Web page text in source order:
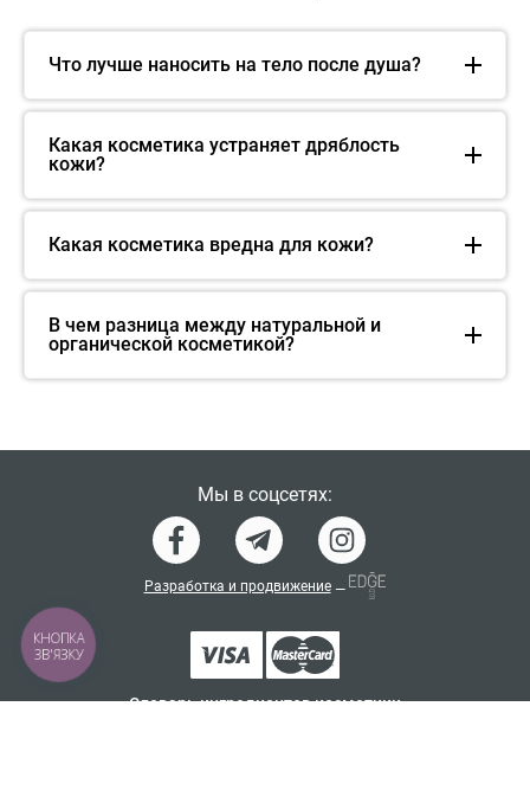
Что лучше наносить на тело после душа?
Какая косметика устраняет дряблость
кожи?
Какая косметика вредна для кожи?
В чем разница между натуральной и
органической косметикой?
Словарь ингредиентов косметики
Мы в соцсетях:
Разработка и продвижение —
КНОПКА
ЗВ'ЯЗКУ